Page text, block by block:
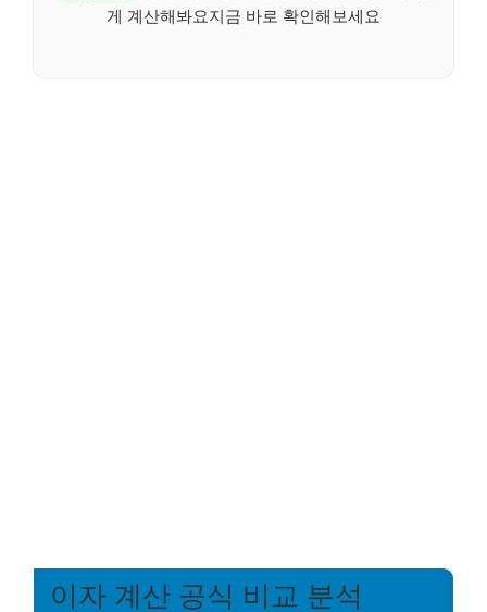
게 계산해봐요지금 바로 확인해보세요
이자 계산 공식 비교 분석